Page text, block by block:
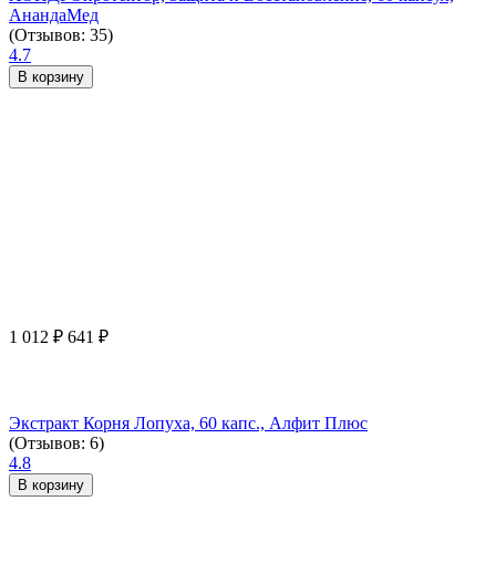
АнандаМед
(Отзывов: 35)
4.7
В корзину
1 012 ₽ 641 ₽
Экстракт Корня Лопуха, 60 капс., Алфит Плюс
(Отзывов: 6)
4.8
В корзину